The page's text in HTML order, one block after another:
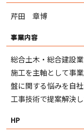
芹田 章博
事業内容
総合土木・総合建設
施工を主軸として事
盤に関する悩みを自
工事技術で提案解決し
HP